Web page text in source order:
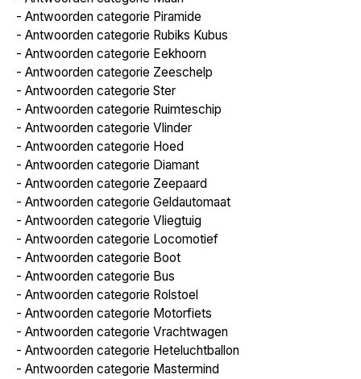
- Antwoorden categorie Piramide
- Antwoorden categorie Rubiks Kubus
- Antwoorden categorie Eekhoorn
- Antwoorden categorie Zeeschelp
- Antwoorden categorie Ster
- Antwoorden categorie Ruimteschip
- Antwoorden categorie Vlinder
- Antwoorden categorie Hoed
- Antwoorden categorie Diamant
- Antwoorden categorie Zeepaard
- Antwoorden categorie Geldautomaat
- Antwoorden categorie Vliegtuig
- Antwoorden categorie Locomotief
- Antwoorden categorie Boot
- Antwoorden categorie Bus
- Antwoorden categorie Rolstoel
- Antwoorden categorie Motorfiets
- Antwoorden categorie Vrachtwagen
- Antwoorden categorie Heteluchtballon
- Antwoorden categorie Mastermind